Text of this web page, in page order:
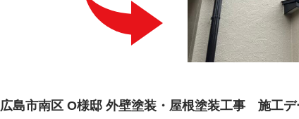
広島市南区 O様邸 外壁塗装・屋根塗装工事 施工デ